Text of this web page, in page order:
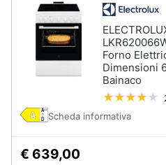
Forno
Dimensioni
Bainaco
Scheda informativa
€ 639,00